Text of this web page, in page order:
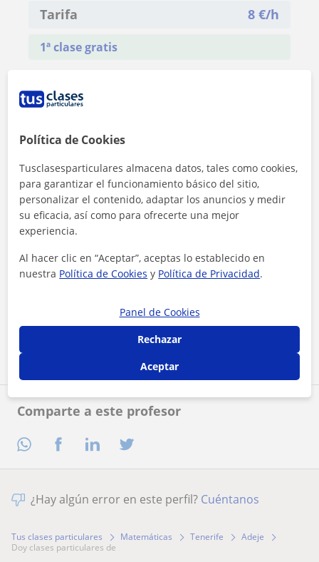
Comparte a este profesor
Tarifa 8 €/h
1ª clase gratis
Contactar ahora
¿Hay algún error en este perfil? Cuéntanos
Tus clases particulares Matemáticas Tenerife
Adeje
doy clases particulares de
Política de Cookies
Tusclasesparticulares almacena datos, tales como cookies,
para garantizar el funcionamiento básico del sitio,
personalizar el contenido, adaptar los anuncios y medir
su eficacia, así como para ofrecerte una mejor
experiencia.
Al hacer clic en “Aceptar”, aceptas lo establecido en
nuestra Política de Cookies y Política de Privacidad.
Panel de Cookies
Rechazar
Aceptar